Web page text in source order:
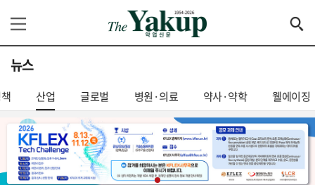
뉴스
산업 글로벌 병원·의료 약사·약학 웰에이징